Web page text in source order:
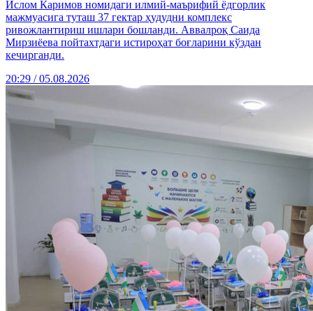
Ислом Каримов номидаги илмий-маърифий ёдгорлик
мажмуасига туташ 37 гектар ҳудудни комплекс
ривожлантириш ишлари бошланди. Аввалроқ Саида
Мирзиёева пойтахтдаги истироҳат боғларини кўздан
кечирганди.
20:29 / 05.08.2026